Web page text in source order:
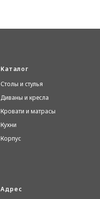
Каталог
Столы и стулья
Диваны и кресла
Кровати и матрасы
Кухни
Корпус
Адрес